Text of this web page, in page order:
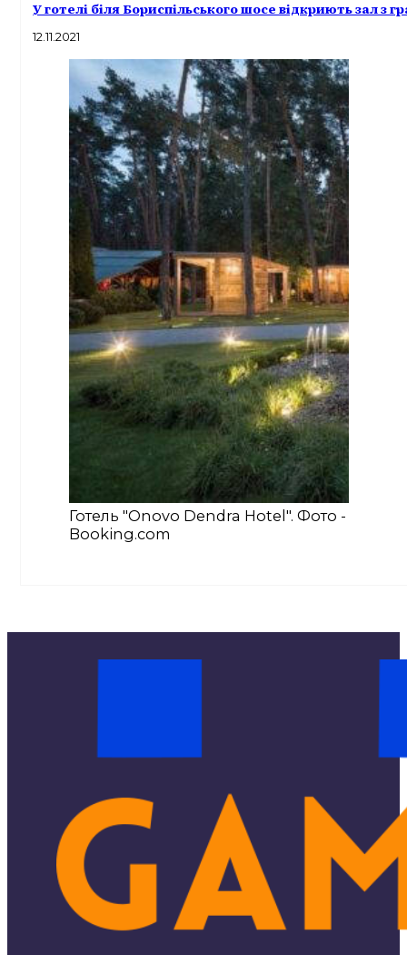
У готелі біля Бориспільського шосе відкриють зал з
12.11.2021
Готель "Onovo Dendra Hotel". Фото -
Booking.com